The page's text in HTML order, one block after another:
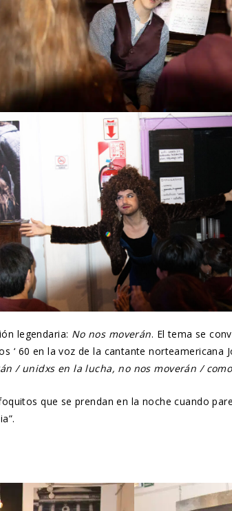
legendaria: No nos moverán. El tema se
60 en la voz de la cantante norteamericana
/ unidxs en la lucha, no nos moverán /
que se prendan en la noche cuando